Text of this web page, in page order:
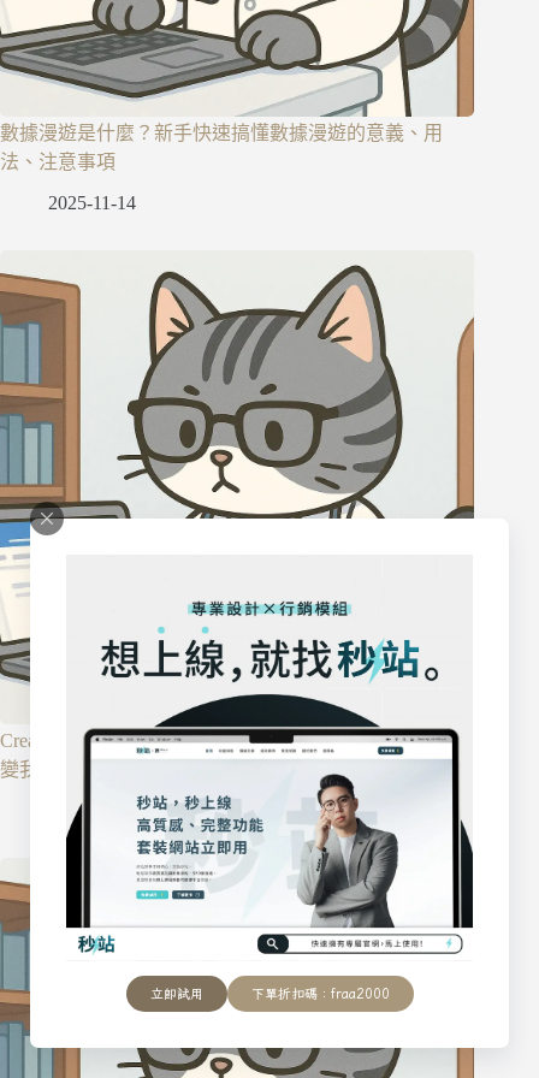
立即試用 下單折扣碼：fraa2000
數據漫遊是什麼？新手快速搞懂數據漫遊的意義、用
法、注意事項
2025-11-14
Creative hopelessness（創造性無望）是什麼？如何用它改
變我們的人生？
2025-11-03